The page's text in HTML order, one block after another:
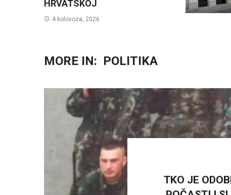
HRVATSKOJ
4 kolovoza, 2026
MORE IN: POLITIKA
TKO JE